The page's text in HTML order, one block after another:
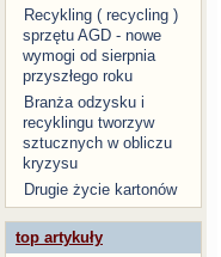
Recykling ( recycling )
sprzętu AGD - nowe
wymogi od sierpnia
przyszłego roku
Branża odzysku i
recyklingu tworzyw
sztucznych w obliczu
kryzysu
Drugie życie kartonów
top artykuły